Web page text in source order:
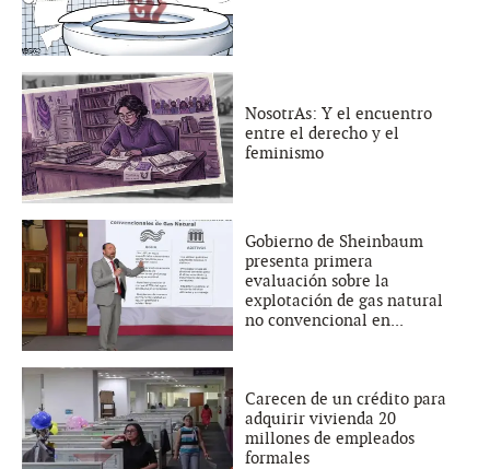
NosotrAs: Y el encuentro
entre el derecho y el
feminismo
Gobierno de Sheinbaum
presenta primera
evaluación sobre la
explotación de gas natural
no convencional en...
Carecen de un crédito para
adquirir vivienda 20
millones de empleados
formales